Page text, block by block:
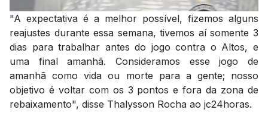
"A expectativa é a melhor possível, fizemos alguns
reajustes durante essa semana, tivemos aí somente 3
dias para trabalhar antes do jogo contra o Altos, e
uma final amanhã. Consideramos esse jogo de
amanhã como vida ou morte para a gente; nosso
objetivo é voltar com os 3 pontos e fora da zona de
rebaixamento", disse Thalysson Rocha ao jc24horas.